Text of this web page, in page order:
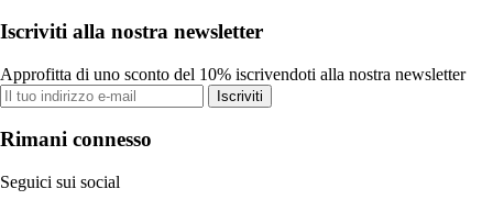
Iscriviti alla nostra newsletter
Approfitta di uno sconto del 10% iscrivendoti alla nostra newsletter
Iscriviti
Rimani connesso
Seguici sui social